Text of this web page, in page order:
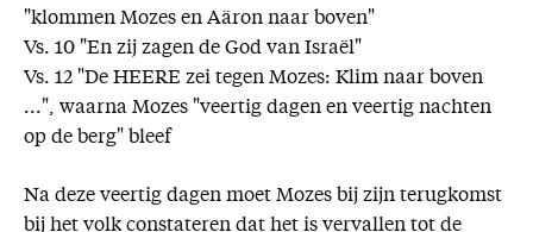
"klommen Mozes en Aäron naar boven"
Vs. 10 "En zij zagen de God van Israël"
Vs. 12 "De HEERE zei tegen Mozes: Klim naar boven
...", waarna Mozes "veertig dagen en veertig nachten
op de berg" bleef
Na deze veertig dagen moet Mozes bij zijn terugkomst
bij het volk constateren dat het is vervallen tot de